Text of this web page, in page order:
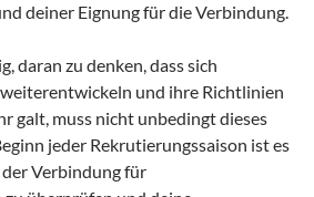
deiner Eignung für die Verbindung.
daran zu denken, dass sich
und ihre Richtlinien
galt, muss nicht unbedingt dieses
jeder Rekrutierungssaison ist es
Verbindung für